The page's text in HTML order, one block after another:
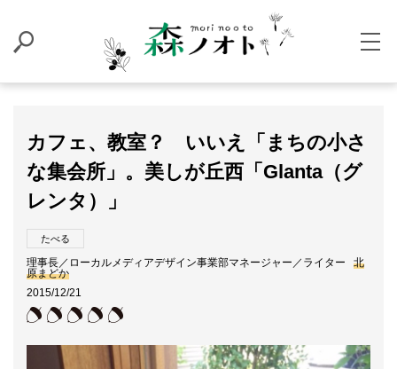
カフェ、教室？ いいえ「まちの小さ
な集会所」。美しが丘西「Glanta（グ
レンタ）」
たべる
理事長／ローカルメディアデザイン事業部マネージャー／ライター
北
原まどか
2015/12/21